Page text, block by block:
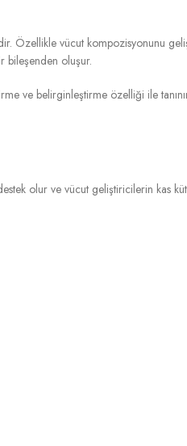
vücut kompozisyonunu
bileşenden oluşur.
ve belirginleştirme özelliği ile
olur ve vücut geliştiricilerin kas